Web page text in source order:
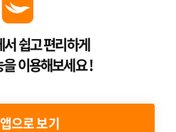
쉽고 편리하게
이용해보세요 !
으로 보기